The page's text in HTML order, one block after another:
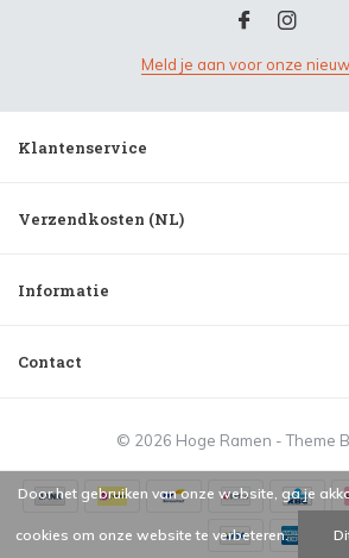
Meld je aan voor onze
Klantenservice
Verzendkosten (NL)
Informatie
Contact
© 2026 Hoge Ramen - Theme
Door het gebruiken van onze website, ga je
cookies om onze website te verbeteren.